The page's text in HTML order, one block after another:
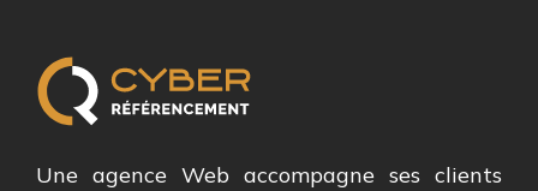
Une agence Web accompagne ses clients